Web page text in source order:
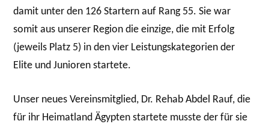
damit unter den 126 Startern auf Rang 55. Sie war
somit aus unserer Region die einzige, die mit Erfolg
(jeweils Platz 5) in den vier Leistungskategorien der
Elite und Junioren startete.
Unser neues Vereinsmitglied, Dr. Rehab Abdel Rauf, die
für ihr Heimatland Ägypten startete musste der für sie